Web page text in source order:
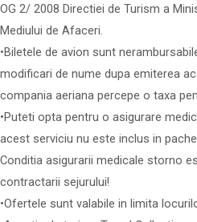
OG 2/ 2008 Directiei de Turism a
Mediului de Afaceri.
•Biletele de avion sunt
modificari de nume dupa emiterea
compania aeriana percepe o taxa
•Puteti opta pentru o asigurare
acest serviciu nu este inclus in
Conditia asigurarii medicale storno
contractarii sejurului!
•Ofertele sunt valabile in limita